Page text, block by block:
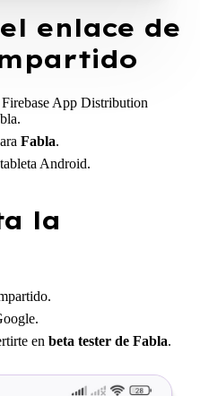
enlace de
App Distribution
Fabla.
Android.
la
en beta tester de Fabla.